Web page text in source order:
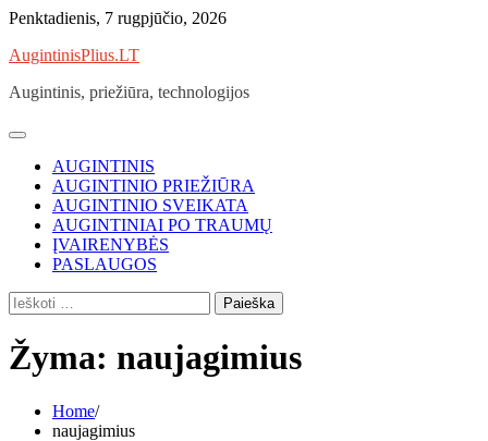
Skip
content
Penktadienis, 7 rugpjūčio, 2026
AugintinisPlius.LT
Augintinis, priežiūra, technologijos
AUGINTINIS
AUGINTINIO PRIEŽIŪRA
AUGINTINIO SVEIKATA
AUGINTINIAI PO TRAUMŲ
ĮVAIRENYBĖS
PASLAUGOS
Ieškoti:
Žyma: naujagimius
Home
naujagimius